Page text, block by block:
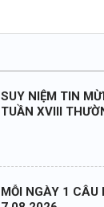
SUY NIỆM TIN
TUẦN XVIII
MỖI NGÀY 1 CÂU